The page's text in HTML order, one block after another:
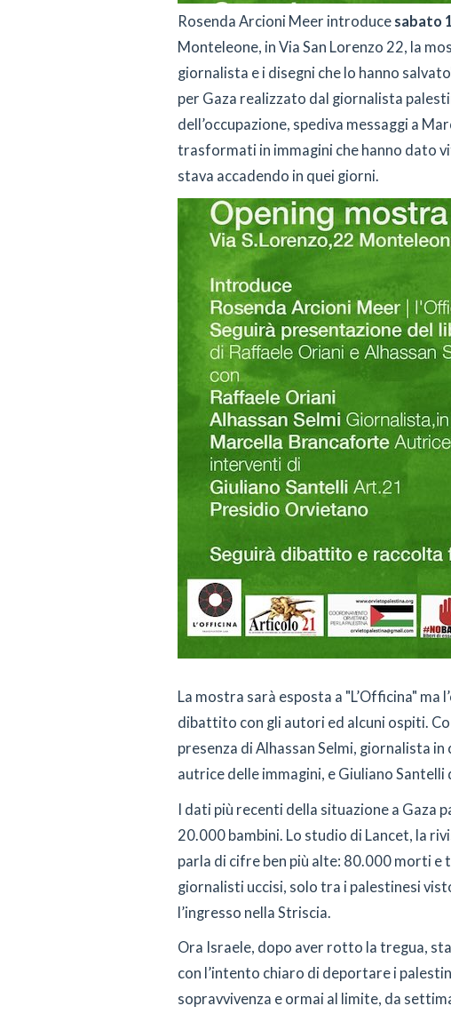
Rosenda Arcioni Meer introduce sabato
Monteleone, in Via San Lorenzo 22, la
giornalista e i disegni che lo hanno
per Gaza realizzato dal giornalista
dell’occupazione, spediva messaggi a
trasformati in immagini che hanno dato
stava accadendo in quei giorni.
La mostra sarà esposta a "L’Officina" ma
dibattito con gli autori ed alcuni ospiti.
presenza di Alhassan Selmi, giornalista
autrice delle immagini, e Giuliano
I dati più recenti della situazione a Gaza
20.000 bambini. Lo studio di Lancet, la
parla di cifre ben più alte: 80.000 morti
giornalisti uccisi, solo tra i palestinesi
l’ingresso nella Striscia.
Ora Israele, dopo aver rotto la tregua,
con l’intento chiaro di deportare i
sopravvivenza e ormai al limite, da